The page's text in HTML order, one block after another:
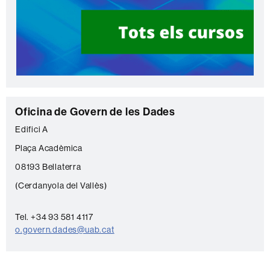
C
o
n
t
a
t
e
Oficina de Govern de les Dades
Edifici A
Plaça Acadèmica
08193 Bellaterra
(Cerdanyola del Vallès)
Tel. +34 93 581 4117
o.govern.dades@uab.cat